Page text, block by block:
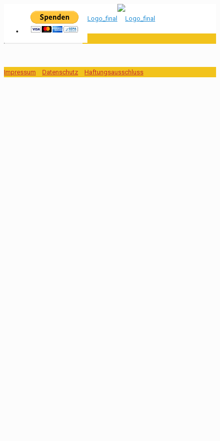
Impressum Datenschutz Haftungsausschluss